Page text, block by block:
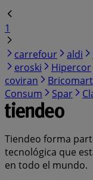
1
carrefour
aldi
eroski
Hipercor
coviran
Bricomart
Consum
Spar
Tiendeo forma
tecnológica que
en todo el mundo.